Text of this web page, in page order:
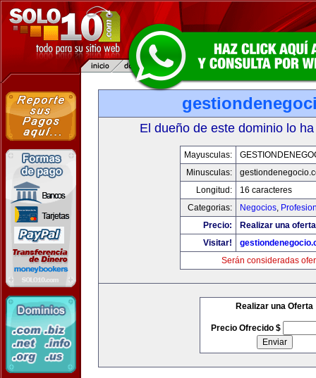
El dueño de este dominio lo
Mayusculas:
Minusculas:
Longitud:
16 caracteres
Categorias:
Negocios,
Precio:
Realizar una
Visitar!
Serán consideradas
Realizar una Oferta
Precio Ofrecido $